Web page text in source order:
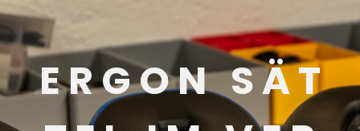
E R G O N S Ä T